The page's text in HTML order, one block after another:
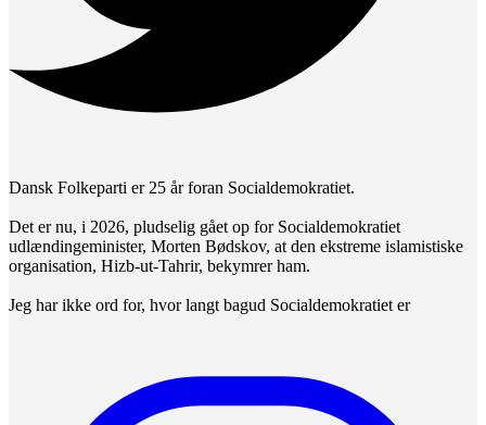
Dansk Folkeparti er 25 år foran Socialdemokratiet.
Det er nu, i 2026, pludselig gået op for Socialdemokratiet
udlændingeminister, Morten Bødskov, at den ekstreme islamistiske
organisation, Hizb-ut-Tahrir, bekymrer ham.
Jeg har ikke ord for, hvor langt bagud Socialdemokratiet er